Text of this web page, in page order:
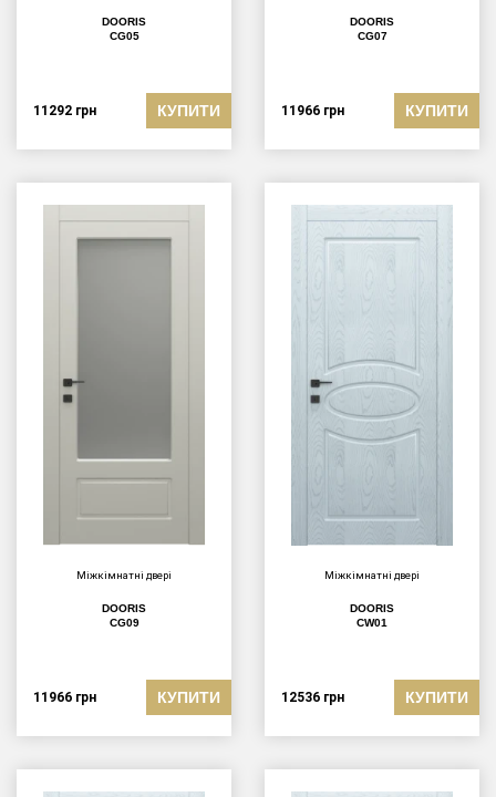
DOORIS
CG05
11292 грн КУПИТИ
DOORIS
CG07
11966 грн КУПИТИ
Міжкімнатні двері
DOORIS
CG09
11966 грн КУПИТИ
Міжкімнатні двері
DOORIS
CW01
12536 грн КУПИТИ